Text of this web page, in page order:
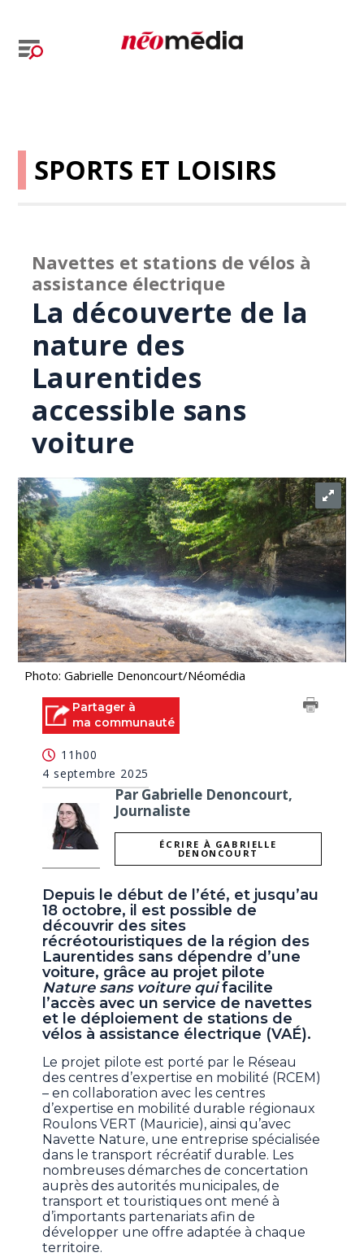
SPORTS ET LOISIRS
Navettes et stations de vélos à
assistance électrique
La découverte de la
nature des
Laurentides
accessible sans
voiture
Photo: Gabrielle Denoncourt/Néomédia
Partager à
ma communauté
11h00
4 septembre 2025
Par Gabrielle Denoncourt,
Journaliste
ÉCRIRE À GABRIELLE
DENONCOURT
Depuis le début de l’été, et jusqu’au
18 octobre, il est possible de
découvrir des sites
récréotouristiques de la région des
Laurentides sans dépendre d’une
voiture, grâce au projet pilote
Nature sans voiture quifacilite
l’accès avec un service de navettes
et le déploiement de stations de
vélos à assistance électrique (VAÉ).
Le projet pilote est porté par le Réseau
des centres d’expertise en mobilité (RCEM)
– en collaboration avec les centres
d’expertise en mobilité durable régionaux
Roulons VERT (Mauricie), ainsi qu’avec
Navette Nature, une entreprise spécialisée
dans le transport récréatif durable. Les
nombreuses démarches de concertation
auprès des autorités municipales, de
transport et touristiques ont mené à
d’importants partenariats afin de
développer une offre adaptée à chaque
territoire.